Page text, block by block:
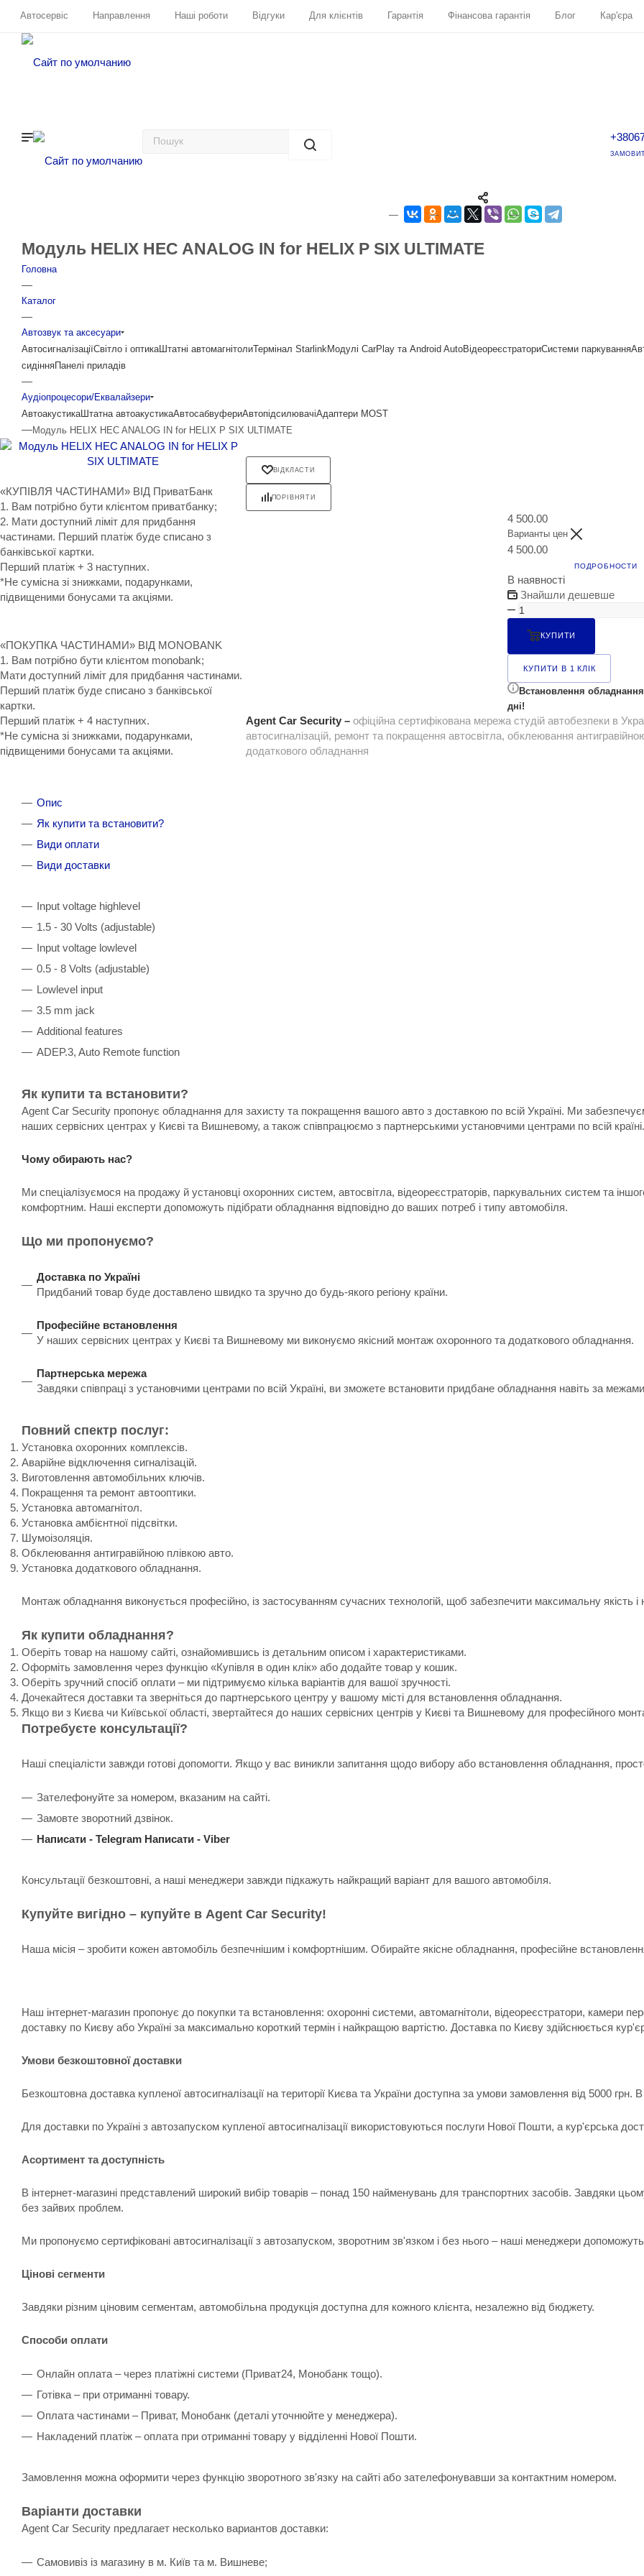
Автосервіс Направлення Наші роботи Відгуки Для клієнтів Гарантія Фінансова гарантія Блог Кар'єра
Модуль HELIX HEC ANALOG IN for HELIX P SIX ULTIMATE
Головна
—
Каталог
—
Автозвук та аксесуари
АвтосигналізаціїСвітло і оптикаШтатні автомагнітолиТермінал StarlinkМодулі CarPlay та Android AutoВідеореєстраториСистеми паркування
сидінняПанелі приладів
—
Аудіопроцесори/Еквалайзери
АвтоакустикаШтатна автоакустикаАвтосабвуфериАвтопідсилювачіАдаптери MOST
—Модуль HELIX HEC ANALOG IN for HELIX P SIX ULTIMATE
«КУПІВЛЯ ЧАСТИНАМИ» ВІД ПриватБанк
1. Вам потрібно бути клієнтом приватбанку;
2. Мати доступний ліміт для придбання
частинами. Перший платіж буде списано з
банківської картки.
Перший платіж + 3 наступних.
*Не сумісна зі знижками, подарунками,
підвищеними бонусами та акціями.
«ПОКУПКА ЧАСТИНАМИ» ВІД MONOBANK
1. Вам потрібно бути клієнтом monobank;
Мати доступний ліміт для придбання частинами.
Перший платіж буде списано з банківської
картки.
Перший платіж + 4 наступних.
*Не сумісна зі знижками, подарунками,
підвищеними бонусами та акціями.
ВІДКЛАСТИ
ПОРІВНЯТИ
4 500.00
Варианты цен
4 500.00
ПОДРОБНОСТИ
В наявності
Знайшли дешевше
КУПИТИ
КУПИТИ В 1 КЛІК
Встановлення
дні!
Agent Car Security – офіційна сертифікована мережа студій автобезпеки в
автосигналізацій, ремонт та покращення автосвітла, обклеювання
додаткового обладнання
Опис
Як купити та встановити?
Види оплати
Види доставки
Input voltage highlevel
1.5 - 30 Volts (adjustable)
Input voltage lowlevel
0.5 - 8 Volts (adjustable)
Lowlevel input
3.5 mm jack
Additional features
ADEP.3, Auto Remote function
Як купити та встановити?
Agent Car Security пропонує обладнання для захисту та покращення вашого авто з доставкою по всій Україні. Ми
наших сервісних центрах у Києві та Вишневому, а також співпрацюємо з партнерськими установчими центрами по всій країні.
Чому обирають нас?
Ми спеціалізуємося на продажу й установці охоронних систем, автосвітла, відеореєстраторів, паркувальних систем та
комфортним. Наші експерти допоможуть підібрати обладнання відповідно до ваших потреб і типу автомобіля.
Що ми пропонуємо?
Доставка по Україні
Придбаний товар буде доставлено швидко та зручно до будь-якого регіону країни.
Професійне встановлення
У наших сервісних центрах у Києві та Вишневому ми виконуємо якісний монтаж охоронного та додаткового обладнання.
Партнерська мережа
Завдяки співпраці з установчими центрами по всій Україні, ви зможете встановити придбане обладнання навіть за
Повний спектр послуг:
Установка охоронних комплексів.
Аварійне відключення сигналізацій.
Виготовлення автомобільних ключів.
Покращення та ремонт автооптики.
Установка автомагнітол.
Установка амбієнтної підсвітки.
Шумоізоляція.
Обклеювання антигравійною плівкою авто.
Установка додаткового обладнання.
Монтаж обладнання виконується професійно, із застосуванням сучасних технологій, щоб забезпечити максимальну якість і
Як купити обладнання?
Оберіть товар на нашому сайті, ознайомившись із детальним описом і характеристиками.
Оформіть замовлення через функцію «Купівля в один клік» або додайте товар у кошик.
Оберіть зручний спосіб оплати – ми підтримуємо кілька варіантів для вашої зручності.
Дочекайтеся доставки та зверніться до партнерського центру у вашому місті для встановлення обладнання.
Якщо ви з Києва чи Київської області, звертайтеся до наших сервісних центрів у Києві та Вишневому для професійного
Потребуєте консультації?
Наші спеціалісти завжди готові допомогти. Якщо у вас виникли запитання щодо вибору або встановлення обладнання,
Зателефонуйте за номером, вказаним на сайті.
Замовте зворотний дзвінок.
Написати - Telegram Написати - Viber
Консультації безкоштовні, а наші менеджери завжди підкажуть найкращий варіант для вашого автомобіля.
Купуйте вигідно – купуйте в Agent Car Security!
Наша місія – зробити кожен автомобіль безпечнішим і комфортнішим. Обирайте якісне обладнання, професійне
Наш інтернет-магазин пропонує до покупки та встановлення: охоронні системи, автомагнітоли, відеореєстратори, камери
доставку по Києву або Україні за максимально короткий термін і найкращою вартістю. Доставка по Києву здійснюється
Умови безкоштовної доставки
Безкоштовна доставка купленої автосигналізації на території Києва та України доступна за умови замовлення від 5000
Для доставки по Україні з автозапуском купленої автосигналізації використовуються послуги Нової Пошти, а кур'єрська
Асортимент та доступність
В інтернет-магазині представлений широкий вибір товарів – понад 150 найменувань для транспортних засобів. Завдяки
без зайвих проблем.
Ми пропонуємо сертифіковані автосигналізації з автозапуском, зворотним зв'язком і без нього – наші менеджери
Цінові сегменти
Завдяки різним ціновим сегментам, автомобільна продукція доступна для кожного клієнта, незалежно від бюджету.
Способи оплати
Онлайн оплата – через платіжні системи (Приват24, Монобанк тощо).
Готівка – при отриманні товару.
Оплата частинами – Приват, Монобанк (деталі уточнюйте у менеджера).
Накладений платіж – оплата при отриманні товару у відділенні Нової Пошти.
Замовлення можна оформити через функцію зворотного зв'язку на сайті або зателефонувавши за контактним номером.
Варіанти доставки
Agent Car Security предлагает несколько вариантов доставки:
Самовивіз із магазину в м. Київ та м. Вишневе;